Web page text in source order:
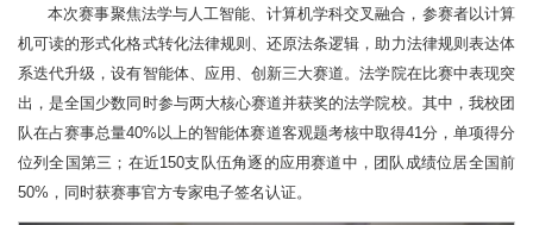
本次赛事聚焦法学与人工智能、计算机学科交叉融合，参赛者以计算
机可读的形式化格式转化法律规则、还原法条逻辑，助力法律规则表达体
系迭代升级，设有智能体、应用、创新三大赛道。法学院在比赛中表现突
出，是全国少数同时参与两大核心赛道并获奖的法学院校。其中，我校团
队在占赛事总量40%以上的智能体赛道客观题考核中取得41分，单项得分
位列全国第三；在近150支队伍角逐的应用赛道中，团队成绩位居全国前
50%，同时获赛事官方专家电子签名认证。